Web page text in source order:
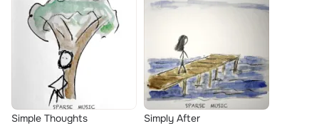
Simple Thoughts Simply After